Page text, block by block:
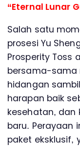
“Eternal Lunar
Salah satu
prosesi Yu
Prosperity Toss
bersama-sama
hidangan
harapan baik
kesehatan, dan
baru. Perayaan
paket eksklusif,